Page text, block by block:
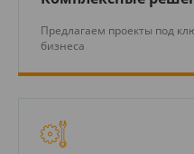
Предлагаем проекты под
бизнеса